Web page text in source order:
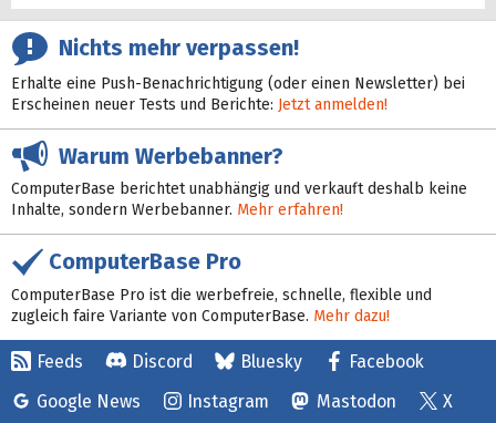
Nichts mehr verpassen!
Erhalte eine Push-Benachrichtigung (oder einen Newsletter) bei
Erscheinen neuer Tests und Berichte: Jetzt anmelden!
Warum Werbebanner?
ComputerBase berichtet unabhängig und verkauft deshalb keine
Inhalte, sondern Werbebanner. Mehr erfahren!
ComputerBase Pro
ComputerBase Pro ist die werbefreie, schnelle, flexible und
zugleich faire Variante von ComputerBase. Mehr dazu!
Feeds Discord Bluesky
Facebook
Google News
Instagram Mastodon
X